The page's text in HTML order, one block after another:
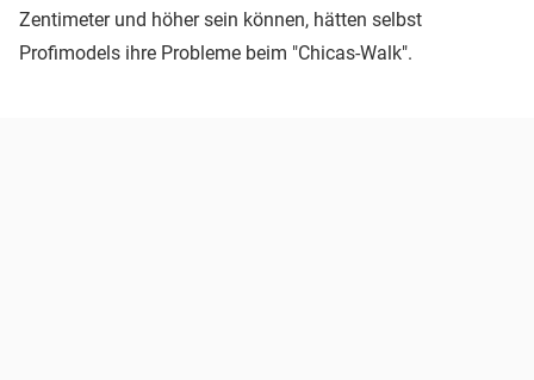
Zentimeter und höher sein können, hätten selbst
Profimodels ihre Probleme beim "Chicas-Walk".